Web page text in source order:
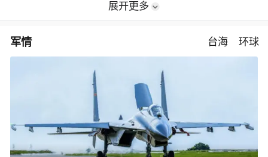
展开更多
军情 台海 环球